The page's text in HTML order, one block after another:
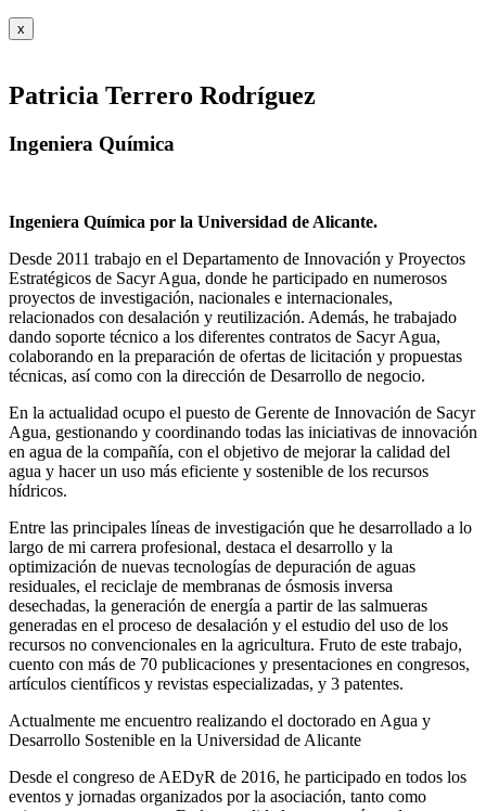
x
Patricia Terrero Rodríguez
Ingeniera Química
Ingeniera Química por la Universidad de Alicante.
Desde 2011 trabajo en el Departamento de Innovación y Proyectos
Estratégicos de Sacyr Agua, donde he participado en numerosos
proyectos de investigación, nacionales e internacionales,
relacionados con desalación y reutilización. Además, he trabajado
dando soporte técnico a los diferentes contratos de Sacyr Agua,
colaborando en la preparación de ofertas de licitación y propuestas
técnicas, así como con la dirección de Desarrollo de negocio.
En la actualidad ocupo el puesto de Gerente de Innovación de Sacyr
Agua, gestionando y coordinando todas las iniciativas de innovación
en agua de la compañía, con el objetivo de mejorar la calidad del
agua y hacer un uso más eficiente y sostenible de los recursos
hídricos.
Entre las principales líneas de investigación que he desarrollado a lo
largo de mi carrera profesional, destaca el desarrollo y la
optimización de nuevas tecnologías de depuración de aguas
residuales, el reciclaje de membranas de ósmosis inversa
desechadas, la generación de energía a partir de las salmueras
generadas en el proceso de desalación y el estudio del uso de los
recursos no convencionales en la agricultura. Fruto de este trabajo,
cuento con más de 70 publicaciones y presentaciones en congresos,
artículos científicos y revistas especializadas, y 3 patentes.
Actualmente me encuentro realizando el doctorado en Agua y
Desarrollo Sostenible en la Universidad de Alicante
Desde el congreso de AEDyR de 2016, he participado en todos los
eventos y jornadas organizados por la asociación, tanto como